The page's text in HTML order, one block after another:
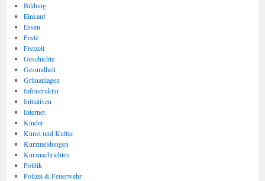
Bildung
Einkauf
Essen
Feste
Freizeit
Geschichte
Gesundheit
Grünanlagen
Infrastruktur
Initiativen
Internet
Kinder
Kunst und Kultur
Kurzmeldungen
Kurznachrichten
Politik
Polizei & Feuerwehr